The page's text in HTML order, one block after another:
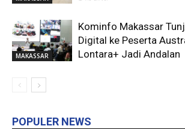
MAKASSAR
Kominfo Makassar
Digital ke Peserta
Lontara+ Jadi Andalan
POPULER NEWS